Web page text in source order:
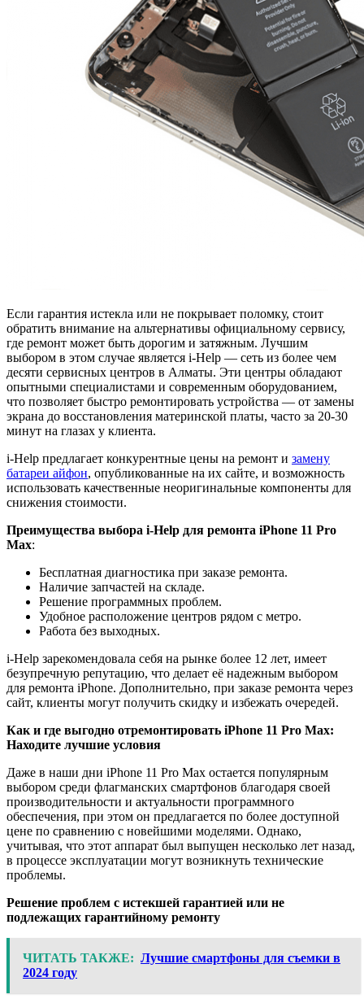
Если гарантия истекла или не покрывает поломку, стоит
обратить внимание на альтернативы официальному сервису,
где ремонт может быть дорогим и затяжным. Лучшим
выбором в этом случае является i-Help — сеть из более чем
десяти сервисных центров в Алматы. Эти центры обладают
опытными специалистами и современным оборудованием,
что позволяет быстро ремонтировать устройства — от замены
экрана до восстановления материнской платы, часто за 20-30
минут на глазах у клиента.
i-Help предлагает конкурентные цены на ремонт и замену
батареи айфон, опубликованные на их сайте, и возможность
использовать качественные неоригинальные компоненты для
снижения стоимости.
Преимущества выбора i-Help для ремонта iPhone 11 Pro
Max:
Бесплатная диагностика при заказе ремонта.
Наличие запчастей на складе.
Решение программных проблем.
Удобное расположение центров рядом с метро.
Работа без выходных.
i-Help зарекомендовала себя на рынке более 12 лет, имеет
безупречную репутацию, что делает её надежным выбором
для ремонта iPhone. Дополнительно, при заказе ремонта через
сайт, клиенты могут получить скидку и избежать очередей.
Как и где выгодно отремонтировать iPhone 11 Pro Max:
Находите лучшие условия
Даже в наши дни iPhone 11 Pro Max остается популярным
выбором среди флагманских смартфонов благодаря своей
производительности и актуальности программного
обеспечения, при этом он предлагается по более доступной
цене по сравнению с новейшими моделями. Однако,
учитывая, что этот аппарат был выпущен несколько лет назад,
в процессе эксплуатации могут возникнуть технические
проблемы.
Решение проблем с истекшей гарантией или не
подлежащих гарантийному ремонту
ЧИТАТЬ ТАКЖЕ: Лучшие смартфоны для съемки в
2024 году